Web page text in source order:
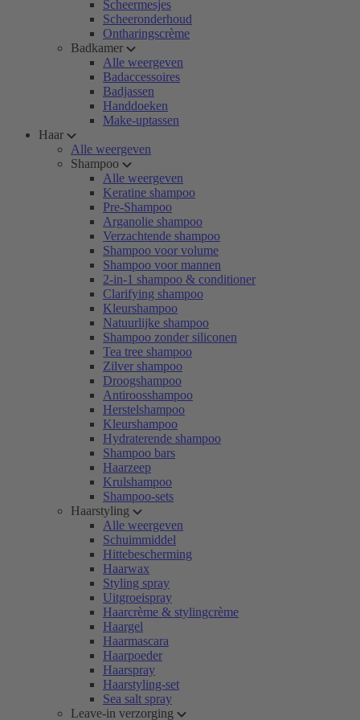
Scheermesjes
Scheeronderhoud
Ontharingscrème
Badkamer
Alle weergeven
Badaccessoires
Badjassen
Handdoeken
Make-uptassen
Haar
Alle weergeven
Shampoo
Alle weergeven
Keratine shampoo
Pre-Shampoo
Arganolie shampoo
Verzachtende shampoo
Shampoo voor volume
Shampoo voor mannen
2-in-1 shampoo & conditioner
Clarifying shampoo
Kleurshampoo
Natuurlijke shampoo
Shampoo zonder siliconen
Tea tree shampoo
Zilver shampoo
Droogshampoo
Antiroosshampoo
Herstelshampoo
Kleurshampoo
Hydraterende shampoo
Shampoo bars
Haarzeep
Krulshampoo
Shampoo-sets
Haarstyling
Alle weergeven
Schuimmiddel
Hittebescherming
Haarwax
Styling spray
Uitgroeispray
Haarcrème & stylingcrème
Haargel
Haarmascara
Haarpoeder
Haarspray
Haarstyling-set
Sea salt spray
Leave-in verzorging